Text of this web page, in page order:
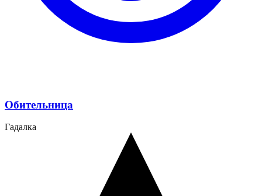
Обительница
Гадалка